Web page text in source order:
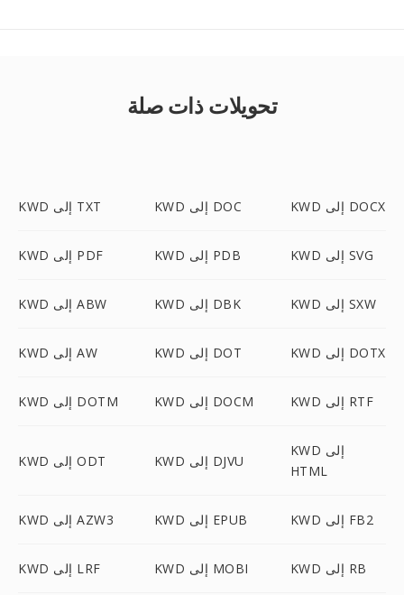
تحويلات ذات صلة
KWD إلى TXT KWD إلى DOC KWD إلى DOCX
KWD إلى PDF KWD إلى PDB KWD إلى SVG
KWD إلى ABW KWD إلى DBK KWD إلى SXW
KWD إلى AW KWD إلى DOT KWD إلى DOTX
KWD إلى DOTM KWD إلى DOCM KWD إلى RTF
KWD إلى ODT KWD إلى DJVU
KWD إلى
HTML
KWD إلى AZW3 KWD إلى EPUB KWD إلى FB2
KWD إلى LRF KWD إلى MOBI KWD إلى RB